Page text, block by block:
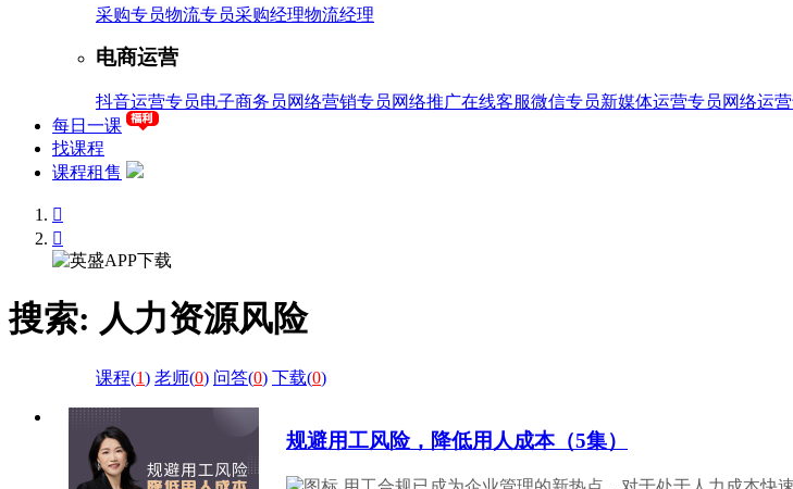
采购专员物流专员采购经理物流经理
电商运营
抖音运营专员电子商务员网络营销专员网络推广在线客服微信专员新媒体运营专员网络运
每日一课
找课程
课程租售


搜索: 人力资源风险
课程(1) 老师(0) 问答(0) 下载(0)
规避用工风险，降低用人成本（5集）